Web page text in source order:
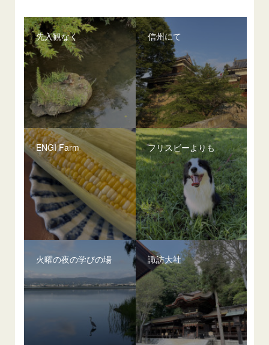
先入観なく 信州にて
ENGI Farm フリスビーよりも
火曜の夜の学びの場 諏訪大社